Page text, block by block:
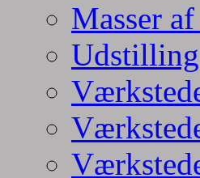
Masser